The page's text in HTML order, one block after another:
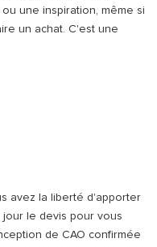
une inspiration, même si
un achat. C'est une
avez la liberté d'apporter
le devis pour vous
de CAO confirmée